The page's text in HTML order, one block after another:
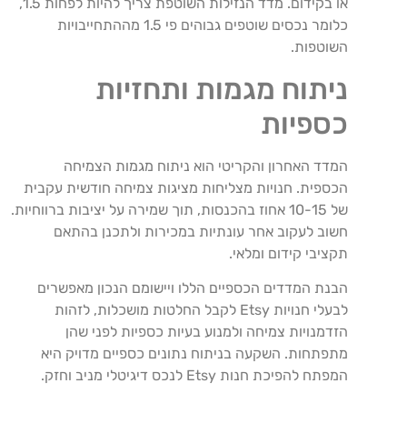
או בקידום. מדד הנזילות השוטפת צריך להיות לפחות 1.5,
כלומר נכסים שוטפים גבוהים פי 1.5 מההתחייבויות
השוטפות.
ניתוח מגמות ותחזיות
כספיות
המדד האחרון והקריטי הוא ניתוח מגמות הצמיחה
הכספית. חנויות מצליחות מציגות צמיחה חודשית עקבית
של 10-15 אחוז בהכנסות, תוך שמירה על יציבות ברווחיות.
חשוב לעקוב אחר עונתיות במכירות ולתכנן בהתאם
תקציבי קידום ומלאי.
הבנת המדדים הכספיים הללו ויישומם הנכון מאפשרים
לבעלי חנויות Etsy לקבל החלטות מושכלות, לזהות
הזדמנויות צמיחה ולמנוע בעיות כספיות לפני שהן
מתפתחות. השקעה בניתוח נתונים כספיים מדויק היא
המפתח להפיכת חנות Etsy לנכס דיגיטלי מניב וחזק.